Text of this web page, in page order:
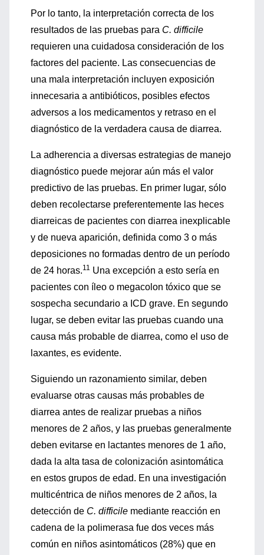
Por lo tanto, la interpretación correcta de los
resultados de las pruebas para C. difficile
requieren una cuidadosa consideración de los
factores del paciente. Las consecuencias de
una mala interpretación incluyen exposición
innecesaria a antibióticos, posibles efectos
adversos a los medicamentos y retraso en el
diagnóstico de la verdadera causa de diarrea.
La adherencia a diversas estrategias de manejo
diagnóstico puede mejorar aún más el valor
predictivo de las pruebas. En primer lugar, sólo
deben recolectarse preferentemente las heces
diarreicas de pacientes con diarrea inexplicable
y de nueva aparición, definida como 3 o más
deposiciones no formadas dentro de un período
de 24 horas.11 Una excepción a esto sería en
pacientes con íleo o megacolon tóxico que se
sospecha secundario a ICD grave. En segundo
lugar, se deben evitar las pruebas cuando una
causa más probable de diarrea, como el uso de
laxantes, es evidente.
Siguiendo un razonamiento similar, deben
evaluarse otras causas más probables de
diarrea antes de realizar pruebas a niños
menores de 2 años, y las pruebas generalmente
deben evitarse en lactantes menores de 1 año,
dada la alta tasa de colonización asintomática
en estos grupos de edad. En una investigación
multicéntrica de niños menores de 2 años, la
detección de C. difficile mediante reacción en
cadena de la polimerasa fue dos veces más
común en niños asintomáticos (28%) que en